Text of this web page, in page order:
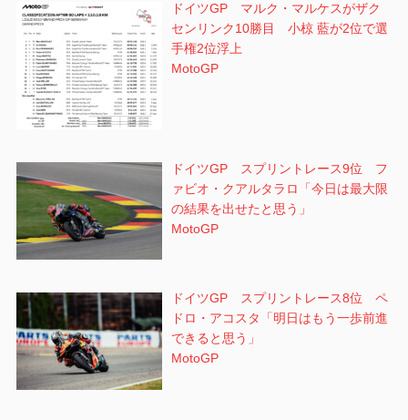
ドイツGP マルク・マルケスがザク
センリンク10勝目 小椋 藍が2位で選
手権2位浮上
MotoGP
ドイツGP スプリントレース9位 フ
ァビオ・クアルタラロ「今日は最大限
の結果を出せたと思う」
MotoGP
ドイツGP スプリントレース8位 ペ
ドロ・アコスタ「明日はもう一歩前進
できると思う」
MotoGP